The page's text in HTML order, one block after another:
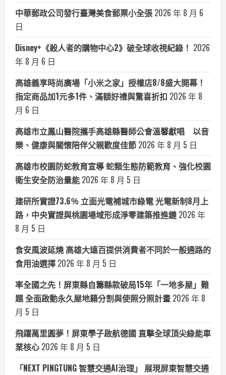
中華郵政公司發行臺灣美食郵票小全張 2026 年 8 月 6
日
Disney+《殺人者的購物中心2》破全球收視紀錄！ 2026
年 8 月 6 日
高雄義享時尚廣場「小米之家」授權店8/8盛大開幕！
指定商品加1元多1件、滿額好禮與驚喜折扣 2026 年 8
月 6 日
高雄市立鳳山醫院攜手高雄縣醫師公會溫馨獻唱 以音
樂、健康與關懷陪伴父親歡度佳節 2026 年 8 月 5 日
高雄市校園防蛇教育宣導 蛇類生態防範教育、強化校園
衛生安全防治量能 2026 年 8 月 5 日
建研所實證73.6％ 立面光電補城市綠電 光電新制8月上
路，中央實證與桃園場域形成淨零建築推進鏈 2026 年
8 月 5 日
食安風波延燒 高雄大遠百提供消費者不同於一般通路的
食用油選擇 2026 年 8 月 5 日
率全國之先！屏東縣自籌縣款破局15年「一地多屋」難
題 全面啟動永久屋地籍分割與使照分照計畫 2026 年 8
月 5 日
飛躍萬里圓夢！屏東學子啟航德國 直擊全球頂尖綠能車
業核心 2026 年 8 月 5 日
「NEXT PINGTUNG 智慧交通AI治理」 展現屏東智慧交通